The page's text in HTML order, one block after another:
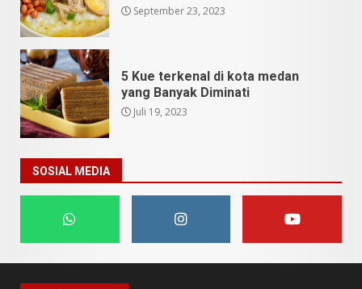
September 23, 2023
5 Kue terkenal di kota medan
yang Banyak Diminati
Juli 19, 2023
SOSIAL MEDIA